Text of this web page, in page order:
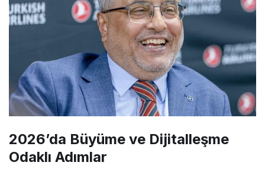
2026’da Büyüme ve Dijitalleşme
Odaklı Adımlar